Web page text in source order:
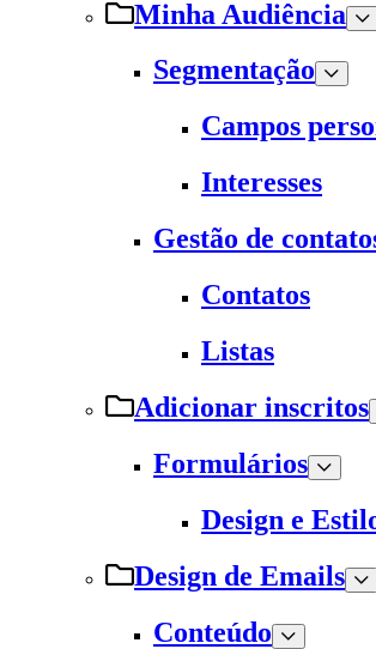
Minha Audiência
Segmentação
Campos
Interesses
Gestão de
Contatos
Listas
Adicionar inscritos
Formulários
Design e
Design de Emails
Conteúdo